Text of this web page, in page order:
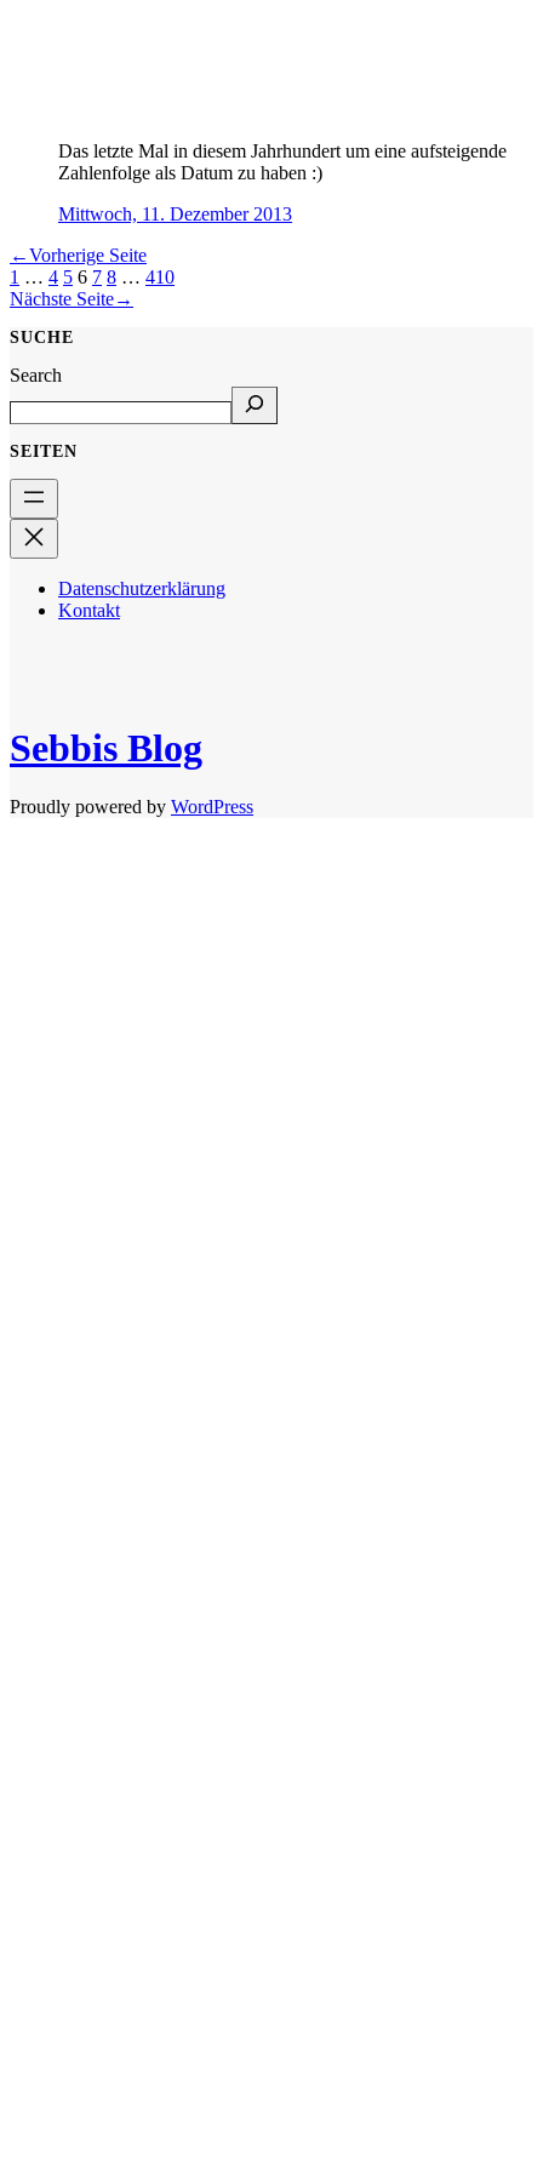
Das letzte Mal in diesem Jahrhundert um eine aufsteigende
Zahlenfolge als Datum zu haben :)
Mittwoch, 11. Dezember 2013
←Vorherige Seite
1 … 4 5 6 7 8 … 410
Nächste Seite→
SUCHE
Search
SEITEN
Datenschutzerklärung
Kontakt
Sebbis Blog
Proudly powered by WordPress